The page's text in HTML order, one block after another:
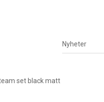
Nyheter